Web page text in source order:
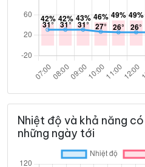
Nhiệt độ và khả năng
những ngày tới